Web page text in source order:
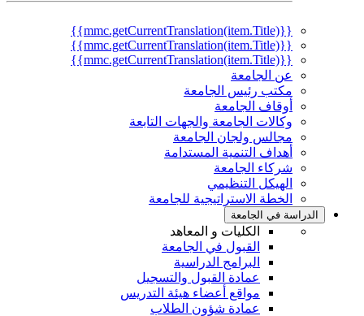
{{mmc.getCurrentTranslation(item.Title)}}
{{mmc.getCurrentTranslation(item.Title)}}
{{mmc.getCurrentTranslation(item.Title)}}
عن الجامعة
مكتب رئيس الجامعة
أوقاف الجامعة
وكالات الجامعة والجهات التابعة
مجالس ولجان الجامعة
أهداف التنمية المستدامة
شركاء الجامعة
الهيكل التنظيمي
الخطة الاستراتيجية للجامعة
الدراسة في الجامعة
الكليات و المعاهد
القبول في الجامعة
البرامج الدراسية
عمادة القبول والتسجيل
مواقع أعضاء هيئة التدريس
عمادة شؤون الطلاب